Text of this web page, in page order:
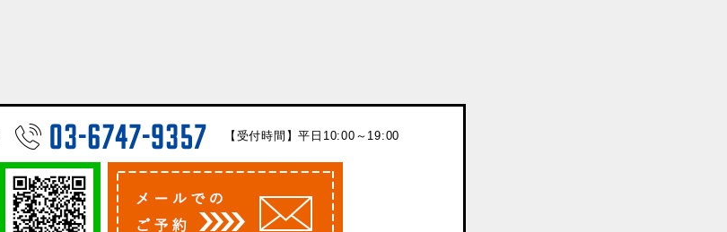
【受付時間】平日10:00～19:00